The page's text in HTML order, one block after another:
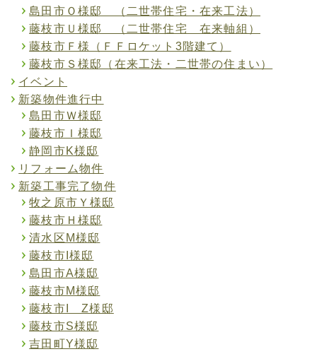
島田市Ｏ様邸 （二世帯住宅・在来工法）
藤枝市Ｕ様邸 （二世帯住宅 在来軸組）
藤枝市Ｆ様（ＦＦロケット3階建て）
藤枝市Ｓ様邸（在来工法・二世帯の住まい）
イベント
新築物件進行中
島田市Ｗ様邸
藤枝市Ｉ様邸
静岡市K様邸
リフォーム物件
新築工事完了物件
牧之原市Ｙ様邸
藤枝市Ｈ様邸
清水区M様邸
藤枝市I様邸
島田市A様邸
藤枝市M様邸
藤枝市I Z様邸
藤枝市S様邸
吉田町Y様邸